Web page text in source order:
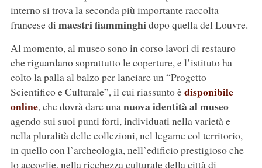
interno si trova la seconda più importante raccolta
francese di maestri fiamminghidopo quella del Louvre.
Al momento, al museo sono in corso lavori di restauro
che riguardano soprattutto le coperture, e l’istituto ha
colto la palla al balzo per lanciare un “Progetto
Scientifico e Culturale”, il cui riassunto èdisponibile
online, che dovrà dare unanuova identità al museo
agendo sui suoi punti forti, individuati nella varietà e
nella pluralità delle collezioni, nel legame col territorio,
in quello con l’archeologia, nell’edificio prestigioso che
lo accoglie, nella ricchezza culturale della città di